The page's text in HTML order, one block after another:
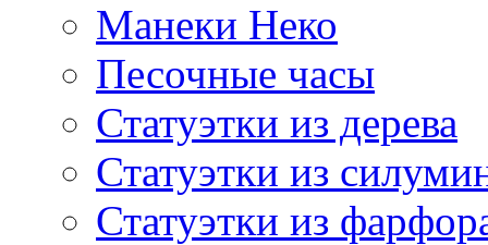
Манеки Неко
Песочные часы
Статуэтки из дерева
Статуэтки из
Статуэтки из